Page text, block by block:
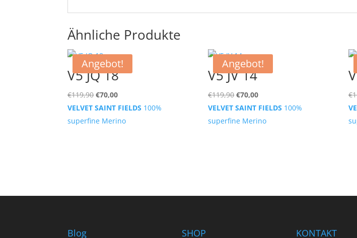
Ähnliche Produkte
Angebot!
V5 JQ 18
€119,90Ursprünglicher
Preis
war:
€70,00Aktueller
Preis
ist:
VELVET SAINT FIELDS 100%
superfine Merino
Angebot!
V5 JV 14
€119,90Ursprünglicher
Preis
war:
€70,00Aktueller
Preis
ist:
VELVET SAINT FIELDS 100%
superfine Merino
€
Blog SHOP KONTAKT